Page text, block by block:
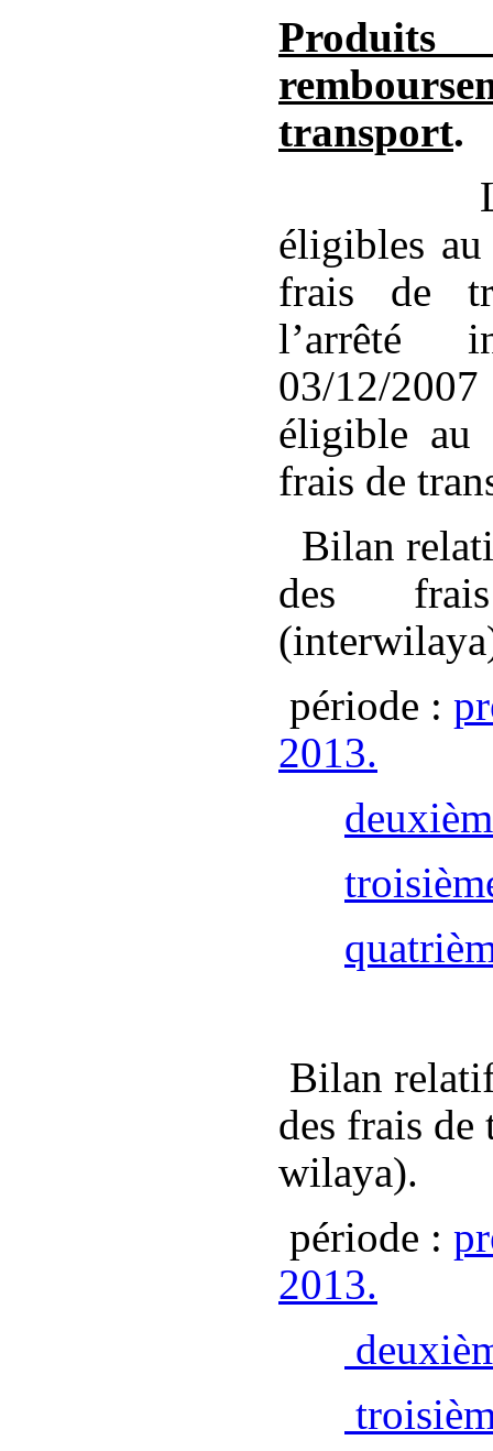
transport.
éligibles au
frais de
l’arrêté
03/12/
éligible au
frais de
Bilan
des
période :
2013.
Bilan
des frais
wilaya).
période :
2013.